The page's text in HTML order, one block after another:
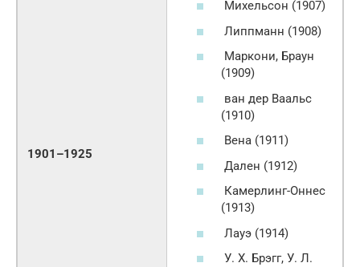
1901–1925
Михельсон (1907)
Липпманн (1908)
Маркони, Браун
(1909)
ван дер Ваальс
(1910)
Вена (1911)
Дален (1912)
Камерлинг-Оннес
(1913)
Лауэ (1914)
У. Х. Брэгг, У. Л.